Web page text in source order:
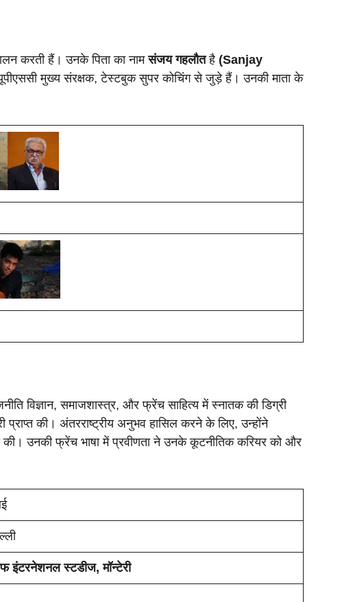
करती हैं। उनके पिता का नामसंजय गहलौतहै (Sanjay
मुख्य संरक्षक, टेस्टबुक सुपर कोचिंग से जुड़े हैं। उनकी माता के
विज्ञान, समाजशास्त्र, और फ्रेंच साहित्य में स्नातक की डिग्री
प्राप्त की। अंतरराष्ट्रीय अनुभव हासिल करने के लिए, उन्होंने
की। उनकी फ्रेंच भाषा में प्रवीणता ने उनके कूटनीतिक करियर को और
इंटरनेशनल स्टडीज, मॉन्टेरी